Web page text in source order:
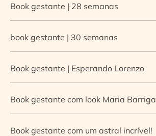
Book gestante | 28 semanas
book gestante | 30 semanas
Book gestante | Esperando Lorenzo
Book gestante com look Maria Barriga
Book gestante com um astral incrível!